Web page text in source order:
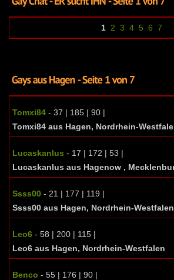
1 2 3 4 5 6 7
Tomxi84 - 37 | 185 | 90 |
Tomxi84 aus Hagen, Nordrhein-
Lucaskanlus - 17 | 172 | 53 |
Lucaskanlus aus Hagenow ,
Ssss00 - 21 | 177 | 119 |
Ssss00 aus Hagen, Nordrhein-Westfalen
Leo6 - 58 | 200 | 115 |
Leo6 aus Hagen, Nordrhein-Westfalen
Benco - 55 | 176 | 90 |